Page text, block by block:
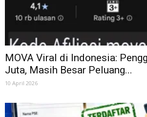
MOVA Viral di Indonesia:
Juta, Masih Besar Peluang...
10 April 2026